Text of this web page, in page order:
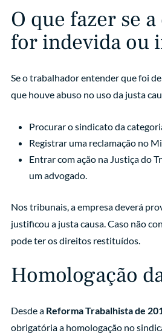
O que fazer se
for indevida ou
Se o trabalhador entender que foi
que houve abuso no uso da justa
Procurar o sindicato da
Registrar uma reclamação no
Entrar com ação na Justiça do
um advogado.
Nos tribunais, a empresa deverá
justificou a justa causa. Caso não
pode ter os direitos restituídos.
Homologação
Desde a Reforma Trabalhista de
obrigatória a homologação no